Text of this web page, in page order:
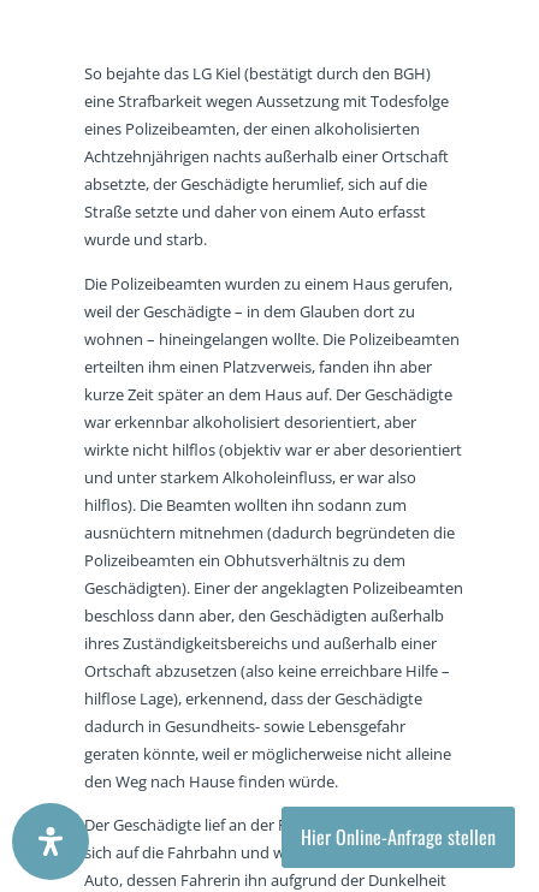
Hier Online-Anfrage stellen
So bejahte das LG Kiel (bestätigt durch den BGH)
eine Strafbarkeit wegen Aussetzung mit Todesfolge
eines Polizeibeamten, der einen alkoholisierten
Achtzehnjährigen nachts außerhalb einer Ortschaft
absetzte, der Geschädigte herumlief, sich auf die
Straße setzte und daher von einem Auto erfasst
wurde und starb.
Die Polizeibeamten wurden zu einem Haus gerufen,
weil der Geschädigte – in dem Glauben dort zu
wohnen – hineingelangen wollte. Die Polizeibeamten
erteilten ihm einen Platzverweis, fanden ihn aber
kurze Zeit später an dem Haus auf. Der Geschädigte
war erkennbar alkoholisiert desorientiert, aber
wirkte nicht hilflos (objektiv war er aber desorientiert
und unter starkem Alkoholeinfluss, er war also
hilflos). Die Beamten wollten ihn sodann zum
ausnüchtern mitnehmen (dadurch begründeten die
Polizeibeamten ein Obhutsverhältnis zu dem
Geschädigten). Einer der angeklagten Polizeibeamten
beschloss dann aber, den Geschädigten außerhalb
ihres Zuständigkeitsbereichs und außerhalb einer
Ortschaft abzusetzen (also keine erreichbare Hilfe –
hilflose Lage), erkennend, dass der Geschädigte
dadurch in Gesundheits- sowie Lebensgefahr
geraten könnte, weil er möglicherweise nicht alleine
den Weg nach Hause finden würde.
Der Geschädigte lief an der Fahrbahn entlang, setzte
sich auf die Fahrbahn und wurde dort von einem
Auto, dessen Fahrerin ihn aufgrund der Dunkelheit